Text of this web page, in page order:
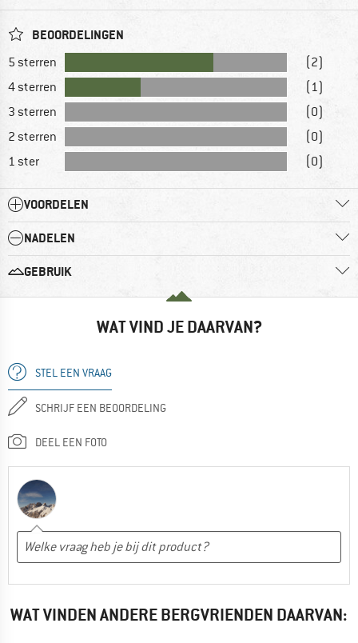
BEOORDELINGEN
5 sterren
(2)
4 sterren
(1)
3 sterren
(0)
2 sterren
(0)
1 ster
(0)
VOORDELEN
NADELEN
GEBRUIK
WAT VIND JE DAARVAN?
STEL EEN VRAAG
SCHRIJF EEN BEOORDELING
DEEL EEN FOTO
WAT VINDEN ANDERE BERGVRIENDEN DAARVAN: